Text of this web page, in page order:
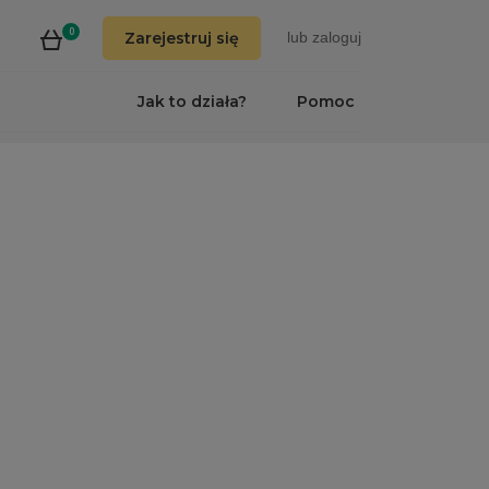
0 Zarejestruj się lub zaloguj
Pomoc
Jak to działa?